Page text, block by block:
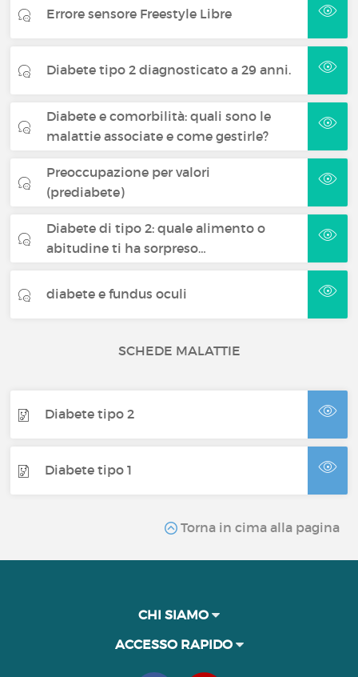
Errore sensore Freestyle Libre
Diabete tipo 2 diagnosticato a 29 anni.
Diabete e comorbilità: quali sono le
malattie associate e come gestirle?
Preoccupazione per valori
(prediabete)
Diabete di tipo 2: quale alimento o
abitudine ti ha sorpreso…
diabete e fundus oculi
SCHEDE MALATTIE
Diabete tipo 2
Diabete tipo 1
Torna in cima alla pagina
CHI SIAMO
ACCESSO RAPIDO